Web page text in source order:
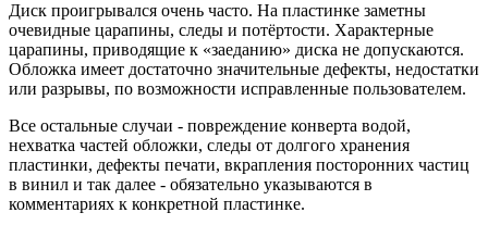
Диск проигрывался очень часто. На пластинке заметны
очевидные царапины, следы и потёртости. Характерные
царапины, приводящие к «заеданию» диска не допускаются.
Обложка имеет достаточно значительные дефекты, недостатки
или разрывы, по возможности исправленные пользователем.
Все остальные случаи - повреждение конверта водой,
нехватка частей обложки, следы от долгого хранения
пластинки, дефекты печати, вкрапления посторонних частиц
в винил и так далее - обязательно указываются в
комментариях к конкретной пластинке.